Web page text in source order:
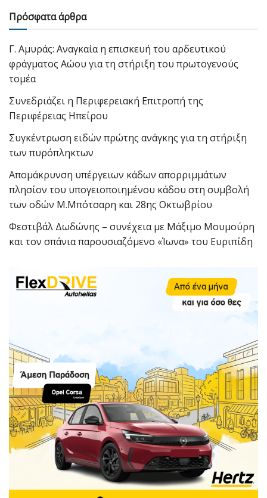
Πρόσφατα άρθρα
Γ. Αμυράς: Αναγκαία η επισκευή του αρδευτικού
φράγματος Αώου για τη στήριξη του πρωτογενούς
τομέα
Συνεδριάζει η Περιφερειακή Επιτροπή της
Περιφέρειας Ηπείρου
Συγκέντρωση ειδών πρώτης ανάγκης για τη στήριξη
των πυρόπληκτων
Απομάκρυνση υπέργειων κάδων απορριμμάτων
πλησίον του υπογειοποιημένου κάδου στη συμβολή
των οδών Μ.Μπότσαρη και 28ης Οκτωβρίου
Φεστιβάλ Δωδώνης – συνέχεια με Μάξιμο Μουμούρη
και τον σπάνια παρουσιαζόμενο «Ίωνα» του Ευριπίδη